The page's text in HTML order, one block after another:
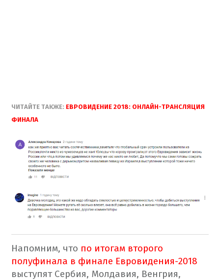
ЧИТАЙТЕ ТАКЖЕ: ЕВРОВИДЕНИЕ 2018: ОНЛАЙН-ТРАНСЛЯЦИЯ
ФИНАЛА
Напомним, что по итогам второго
полуфинала в финале Евровидения-2018
выступят Сербия, Молдавия, Венгрия,